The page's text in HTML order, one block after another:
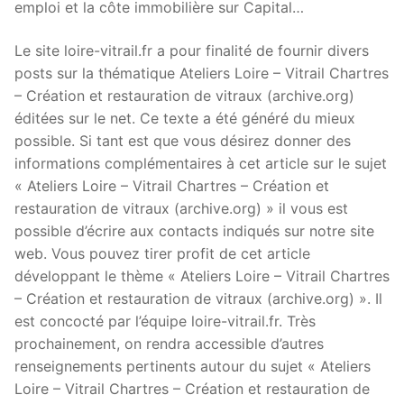
emploi et la côte immobilière sur Capital…
Le site loire-vitrail.fr a pour finalité de fournir divers
posts sur la thématique Ateliers Loire – Vitrail Chartres
– Création et restauration de vitraux (archive.org)
éditées sur le net. Ce texte a été généré du mieux
possible. Si tant est que vous désirez donner des
informations complémentaires à cet article sur le sujet
« Ateliers Loire – Vitrail Chartres – Création et
restauration de vitraux (archive.org) » il vous est
possible d’écrire aux contacts indiqués sur notre site
web. Vous pouvez tirer profit de cet article
développant le thème « Ateliers Loire – Vitrail Chartres
– Création et restauration de vitraux (archive.org) ». Il
est concocté par l’équipe loire-vitrail.fr. Très
prochainement, on rendra accessible d’autres
renseignements pertinents autour du sujet « Ateliers
Loire – Vitrail Chartres – Création et restauration de